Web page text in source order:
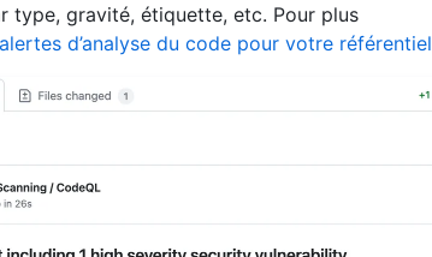
type, gravité, étiquette, etc. Pour plus
d’analyse du code pour votre référentiel